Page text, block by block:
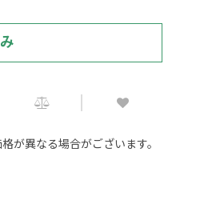
が異なる場合がございます。